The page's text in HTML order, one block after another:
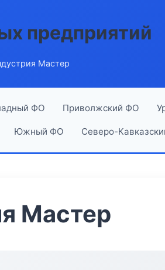
предприятий
Мастер
ФО Приволжский ФО
Южный ФО Северо-
Мастер